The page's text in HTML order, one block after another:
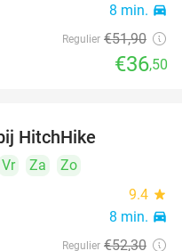
8 min. directions_car
Regulier €51,90
€36,50
HitchHike
Vr Za
Zo
9.4 star
8 min. directions_car
Regulier €52,30